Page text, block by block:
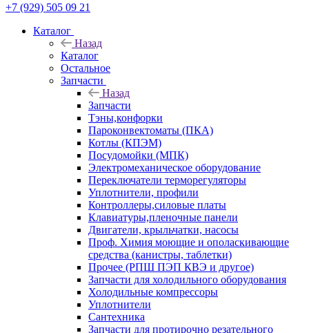
+7 (929) 505 09 21
Каталог
Назад
Каталог
Остальное
Запчасти
Назад
Запчасти
Тэны,конфорки
Пароконвектоматы (ПКА)
Котлы (КПЭМ)
Посудомойки (МПК)
Электромеханическое оборудование
Переключатели терморегуляторы
Уплотнители, профили
Контроллеры,силовые платы
Клавиатуры,пленочные панели
Двигатели, крыльчатки, насосы
Проф. Химия моющие и ополаскивающие
средства (канистры, таблетки)
Прочее (РПШ ПЭП КВЭ и другое)
Запчасти для холодильного оборудования
Холодильные компрессоры
Уплотнители
Сантехника
Запчасти для протирочно резательного